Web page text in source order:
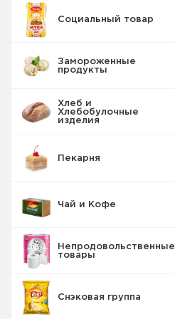
Заменители
Кисломолочные
Социальный товар
Замороженные
продукты
Хлеб и
Хлебобулочные
изделия
Пекарня
Чай и Кофе
Непродовольственные
товары
Снэковая группа